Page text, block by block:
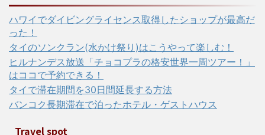
ハワイでダイビングライセンス取得したショップが最高だ
った！
タイのソンクラン(水かけ祭り)はこうやって楽しむ！
ヒルナンデス放送「チョコプラの格安世界一周ツアー！」
はココで予約できる！
タイで滞在期間を30日間延長する方法
バンコク長期滞在で泊ったホテル・ゲストハウス
Travel spot